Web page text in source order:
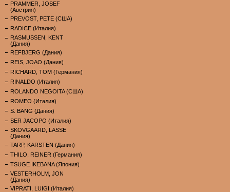
PRAMMER, JOSEF
(Австрия)
PREVOST, PETE (США)
RADICE (Италия)
RASMUSSEN, KENT
(Дания)
REFBJERG (Дания)
REIS, JOAO (Дания)
RICHARD, TOM (Германия)
RINALDO (Италия)
ROLANDO NEGOITA (США)
ROMEO (Италия)
S. BANG (Дания)
SER JACOPO (Италия)
SKOVGAARD, LASSE
(Дания)
TARP, KARSTEN (Дания)
THILO, REINER (Германия)
TSUGE IKEBANA (Япония)
VESTERHOLM, JON
(Дания)
VIPRATI, LUIGI (Италия)